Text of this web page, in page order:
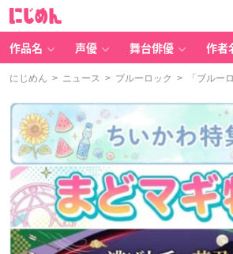
作品名 声優 舞台俳優 作者
にじめん > ニュース > ブルーロック > 「ブルー